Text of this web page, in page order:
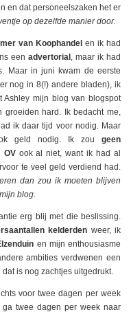
en dat personeelszaken het er
op dezelfde manier door.
van Koophandel en ik had
een advertorial , maar ik had
Maar in juni kwam de eerste
nog in 8(!) andere bladen), ik
Ashley mijn blog van blogspot
groeiden hard. Ik bedacht me,
ik daar tijd voor nodig. Maar
geld nodig. Ik zou geen
OVook al niet, want ik had al
te veel geld verdiend had.
dan zou ik moeten blijven
blog.
erg blij met die beslissing.
kelderden weer, ik
en mijn enthousiasme
ambities verdwenen een
is nog zachtjes uitgedrukt.
voor twee dagen per week
twee dagen per week naar